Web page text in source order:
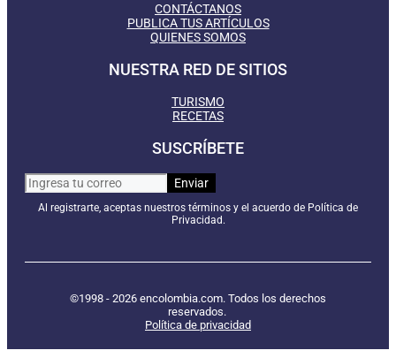
CONTÁCTANOS
PUBLICA TUS ARTÍCULOS
QUIENES SOMOS
NUESTRA RED DE SITIOS
TURISMO
RECETAS
SUSCRÍBETE
Al registrarte, aceptas nuestros términos y el acuerdo de Política de
Privacidad.
©1998 - 2026 encolombia.com. Todos los derechos
reservados.
Política de privacidad